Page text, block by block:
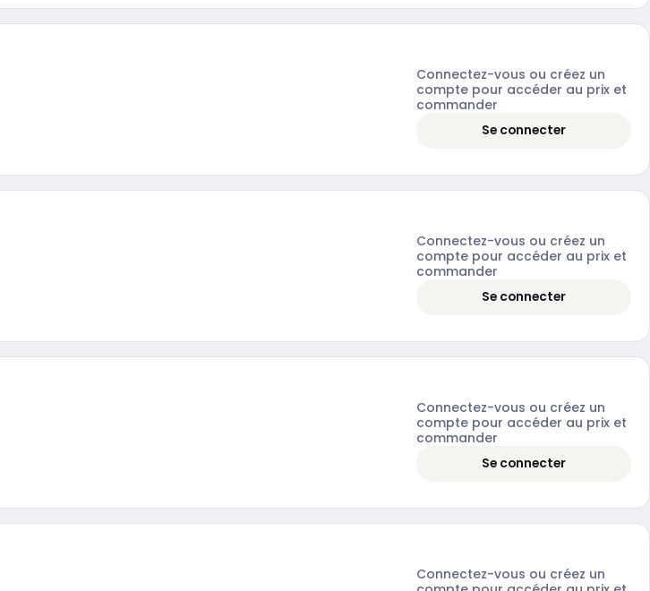
Connectez-vous ou créez un
compte pour accéder au prix et
commander
Se connecter
Connectez-vous ou créez un
compte pour accéder au prix et
commander
Se connecter
Connectez-vous ou créez un
compte pour accéder au prix et
commander
Se connecter
Connectez-vous ou créez un